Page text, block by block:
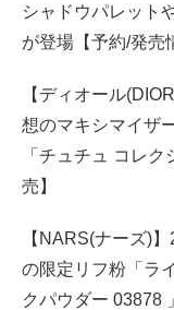
シャドウパレット
が登場【予約/発売
【ディオール
想のマキシマイザ
「チュチュ コレ
売】
【NARS(ナーズ)
の限定リフ粉「ラ
クパウダー 03878